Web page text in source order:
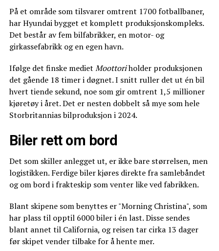
På et område som tilsvarer omtrent 1700 fotballbaner,
har Hyundai bygget et komplett produksjonskompleks.
Det består av fem bilfabrikker, en motor- og
girkassefabrikk og en egen havn.
Ifølge det finske mediet Moottoriholder produksjonen
det gående 18 timer i døgnet. I snitt ruller det ut én bil
hvert tiende sekund, noe som gir omtrent 1,5 millioner
kjøretøy i året. Det er nesten dobbelt så mye som hele
Storbritannias bilproduksjon i 2024.
Biler rett om bord
Det som skiller anlegget ut, er ikke bare størrelsen, men
logistikken. Ferdige biler kjøres direkte fra samlebåndet
og om bord i frakteskip som venter like ved fabrikken.
Blant skipene som benyttes er "Morning Christina", som
har plass til opptil 6000 biler i én last. Disse sendes
blant annet til California, og reisen tar cirka 13 dager
før skipet vender tilbake for å hente mer.